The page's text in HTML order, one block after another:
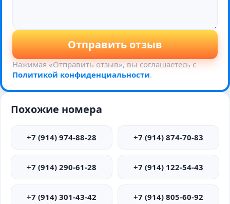
Отправить отзыв
Нажимая «Отправить отзыв», вы соглашаетесь с
Политикой конфиденциальности.
Похожие номера
+7 (914) 974-88-28 +7 (914) 874-70-83
+7 (914) 290-61-28 +7 (914) 122-54-43
+7 (914) 301-43-42 +7 (914) 805-60-92